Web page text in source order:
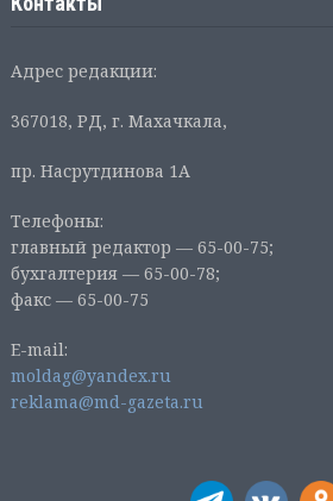
Адрес редакции:
367018, РД, г. Махачкала,
пр. Насрутдинова 1А
Телефоны:
главный редактор — 65-00-75;
бухгалтерия — 65-00-78;
факс — 65-00-75
E-mail:
moldag@yandex.ru
reklama@md-gazeta.ru